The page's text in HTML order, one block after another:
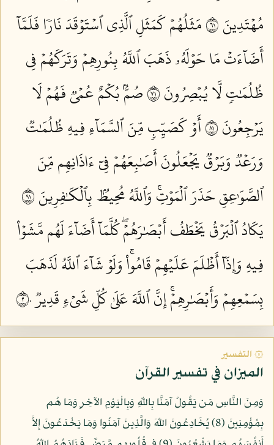
مُهۡتَدِينَ ١٦
مَثَلُهُمۡ كَمَثَلِ ٱلَّذِي ٱسۡتَوۡقَدَ نَارٗا فَلَمَّآ
أَضَآءَتۡ مَا حَوۡلَهُۥ ذَهَبَ ٱللَّهُ بِنُورِهِمۡ وَتَرَكَهُمۡ فِي
ظُلُمَٰتٖ لَّا يُبۡصِرُونَ ١٧
صُمُّۢ بُكۡمٌ عُمۡيٞ فَهُمۡ لَا
يَرۡجِعُونَ ١٨
أَوۡ كَصَيِّبٖ مِّنَ ٱلسَّمَآءِ فِيهِ ظُلُمَٰتٞ
وَرَعۡدٞ وَبَرۡقٞ يَجۡعَلُونَ أَصَٰبِعَهُمۡ فِيٓ ءَاذَانِهِم مِّنَ
ٱلصَّوَٰعِقِ حَذَرَ ٱلۡمَوۡتِۚ وَٱللَّهُ مُحِيطُۢ بِٱلۡكَٰفِرِينَ ١٩
يَكَادُ ٱلۡبَرۡقُ يَخۡطَفُ أَبۡصَٰرَهُمۡۖ كُلَّمَآ أَضَآءَ لَهُم مَّشَوۡاْ
فِيهِ وَإِذَآ أَظۡلَمَ عَلَيۡهِمۡ قَامُواْۚ وَلَوۡ شَآءَ ٱللَّهُ لَذَهَبَ
بِسَمۡعِهِمۡ وَأَبۡصَٰرِهِمۡۚ إِنَّ ٱللَّهَ عَلَىٰ كُلِّ شَيۡءٖ قَدِيرٞ ٢٠
۞ التفسير
الميزان في تفسير القرآن
وَمِنَ النَّاسِ مَن يَقُولُ آمَنَّا بِاللّهِ وَبِالْيَوْمِ الآخِرِ وَمَا هُم
بِمُؤْمِنِينَ (8) يُخَادِعُونَ اللّهَ وَالَّذِينَ آمَنُوا وَمَا يَخْدَعُونَ إِلاَّ